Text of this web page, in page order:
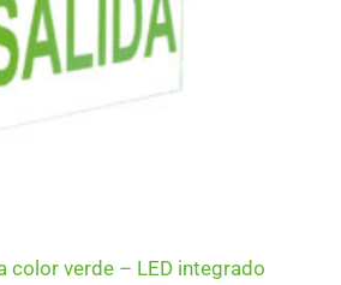
color verde – LED integrado